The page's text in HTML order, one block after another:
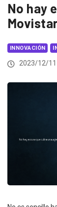
No hay
INNOVACIÓN
2023/12/11